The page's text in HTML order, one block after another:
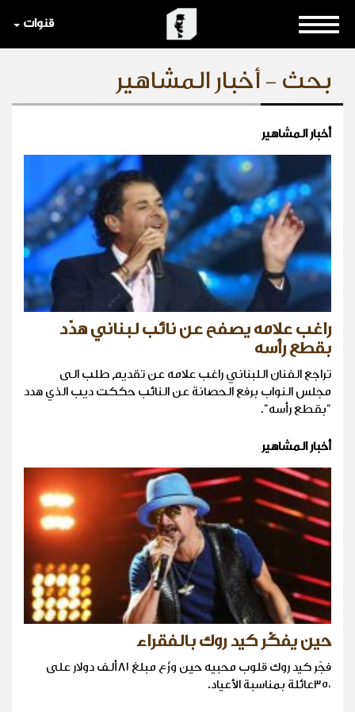
قنوات
بحث - أخبار المشاهير
أخبار المشاهير
راغب علامه يصفح عن نائب لبناني هدّد
بقطع رأسه
تراجع الفنان اللبناني راغب علامه عن تقديم طلب الى
مجلس النواب برفع الحصانة عن النائب حككت ديب الذي هدد
"بقطع رأسه".
أخبار المشاهير
حين يفكّر كيد روك بالفقراء
فجّر كيد روك قلوب محبيه حين وزّع مبلغ ٨١ألف دولار على
٣٥٠عائلة بمناسبة الأعياد.